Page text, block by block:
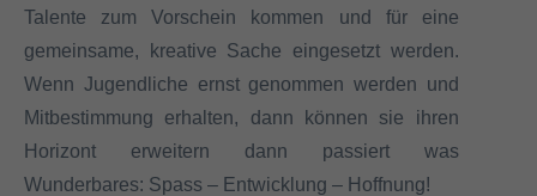
Talente zum Vorschein kommen und für eine
gemeinsame, kreative Sache eingesetzt werden.
Wenn Jugendliche ernst genommen werden und
Mitbestimmung erhalten, dann können sie ihren
Horizont erweitern dann passiert was
Wunderbares: Spass – Entwicklung – Hoffnung!